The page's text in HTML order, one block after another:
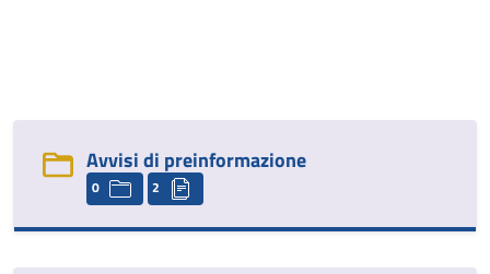
Avvisi di preinformazione
0 2